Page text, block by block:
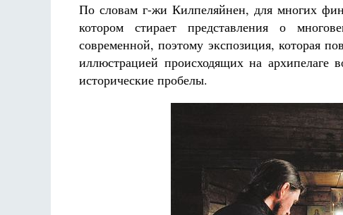
По словам г-жи Килпеляйнен, для многих
котором стирает представления о
современной, поэтому экспозиция, которая
иллюстрацией происходящих на архипелаге
исторические пробелы.